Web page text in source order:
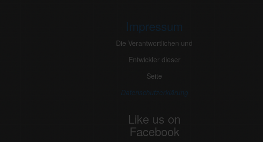
Impressum
Die Verantwortlichen und
Entwickler dieser
Seite
Datenschutzerklärung
Like us on
Facebook